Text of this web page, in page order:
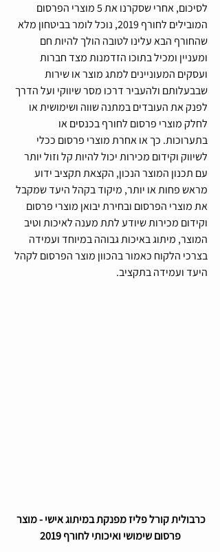
לסיכום, אחרי שסקרנו את 5 מוצרי הפרסום
המובילים לחורף 2019, נוכל לומר בביטחון מלא
שהחורף הבא עלינו לטובה הולך להיות חם
ומעניין ומכיל בתוכו הזדמנות מצד חברות
ועסקים המעוניינים למתג מוצר או שירות
שבבעלותם ולהעביר דרכו מסר שיווקי ועל הדרך
לפנק את העובדים במתנה שווה ושימושית או
לחלק מוצרי פרסום לחורף בכנסים או
בתערוכות. כך או אחרת מוצרי פרסום ככלי
לשיווק וקידום מכירות יכול להיות קל וזול יותר
עם תכנון המוצר הנכון, הקצאת תקציב ידוע
מראש פחות או יותר, מיקוד בקהל היעד שמקבל
את מוצרי הפרסום ובחירת יבואן מוצרי פרסום
וקידום מכירות שיודע לתת מענה לאיכות וטיב
המוצר, מיתוג באיכות גבוהה במיוחד ועמידה
בצרכי הלקוח כאמור בהכוון מוצר הפרסום לקהל
היעד ועמידה בתקציב.
כרבולית קורל פליז מפנקת במיתוג אישי - מוצר
פרסום שימושי ואיכותי לחורף 2019